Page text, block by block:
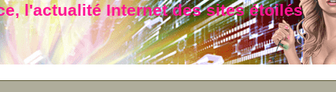
l'actualité Internet des sites étoilés